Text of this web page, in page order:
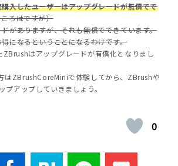
購入したユーザーはアップグレードが無償でで
ろはですが）
がありますが、それも無償でできています。
になるということになるわけです。
はアップグレードが有償化となりまし
はZBrushCoreMiniで体験してから、ZBrushや
アップしていきましょう。
0